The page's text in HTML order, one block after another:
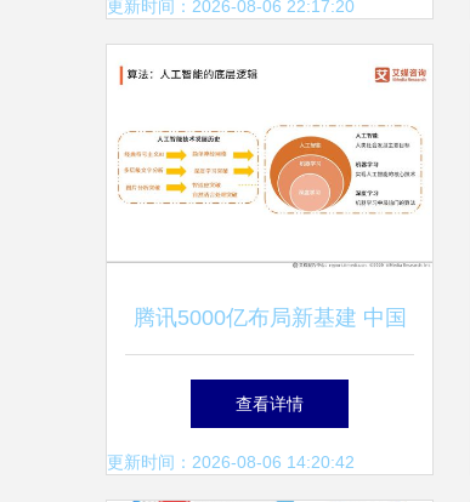
湖南省重点实验室可行性论证
更新时间：2026-08-06 22:17:20
腾讯5000亿布局新基建 中国
人工智能行业发展趋势与应用
软件开发展望
查看详情
更新时间：2026-08-06 14:20:42